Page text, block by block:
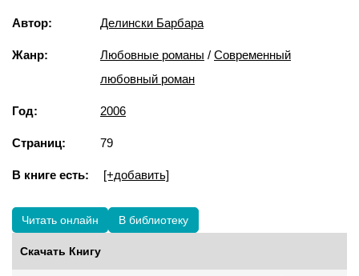
Автор: Делински Барбара
Жанр: Любовные романы / Современный
любовный роман
Год: 2006
Страниц: 79
В книге есть: [+добавить]
Читать онлайн В библиотеку
Скачать Книгу